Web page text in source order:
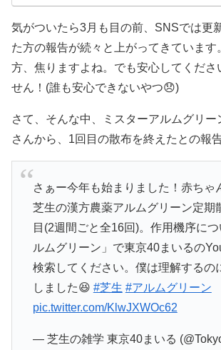
気がついたら3月も目の前、SNSでは更
た方の報告が続々と上がってきています
方、焦りますよね。でも安心してくださ
せん！(誰も安心できないやつ😞)
さて、そんな中、ミスターアルムグリー
さんから、1回目の散布を終えたとの報
さぁー今年も始まりました！赤ちゃ
芝生の漢方農薬アルムグリーン定期
目(2週間ごと全16回)。作用機序に
ルムグリーン」で東京40まいるの
検索してください。僕は理解するの
しました😆 #芝生 #アルムグリーン
pic.twitter.com/KlwJXWOc62
— 芝生の雑学 東京40まいる